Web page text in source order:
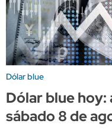
Dólar blue
Dólar blue
sábado 8 de